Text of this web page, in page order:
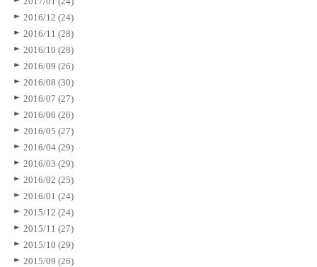
2016/12 (24)
2016/11 (28)
2016/10 (28)
2016/09 (26)
2016/08 (30)
2016/07 (27)
2016/06 (26)
2016/05 (27)
2016/04 (29)
2016/03 (29)
2016/02 (25)
2016/01 (24)
2015/12 (24)
2015/11 (27)
2015/10 (29)
2015/09 (26)